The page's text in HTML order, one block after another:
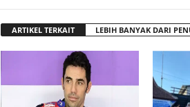
ARTIKEL TERKAIT LEBIH BANYAK DARI